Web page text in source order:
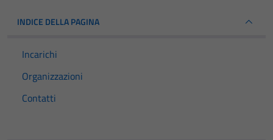
INDICE DELLA PAGINA
Incarichi
Organizzazioni
Contatti